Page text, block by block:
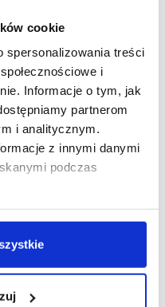
cookie
spersonalizowania treści
i
Informacje o tym, jak
partnerom
i analitycznym.
z innymi danymi
podczas
pozwalające
rynkowe szanse –
– Nie bez znaczenia
sygnał z rynku,
dostępności
w korzystnych
koszty logistyki
w sprzedaży.
systematyczną
poprawę
Buczkowski.
B2B